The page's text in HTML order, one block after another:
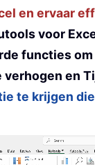
en ervaar
voor
functies om
en
te krijgen